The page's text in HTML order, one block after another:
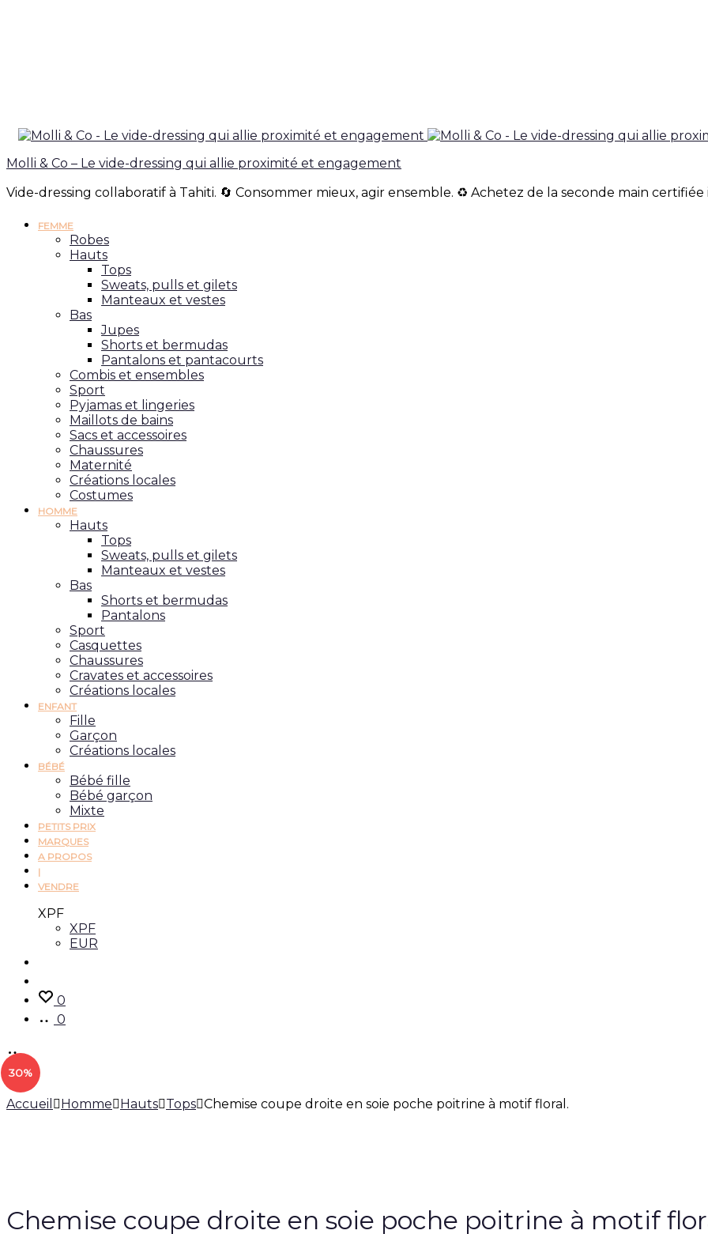
Molli & Co – Le vide-dressing qui allie proximité et engagement
Vide-dressing collaboratif à Tahiti. 🔄 Consommer mieux, agir ensemble. ♻️ Achetez de la seconde main
FEMME
Robes
Hauts
Tops
Sweats, pulls et gilets
Manteaux et vestes
Bas
Jupes
Shorts et bermudas
Pantalons et pantacourts
Combis et ensembles
Sport
Pyjamas et lingeries
Maillots de bains
Sacs et accessoires
Chaussures
Maternité
Créations locales
Costumes
HOMME
Hauts
Tops
Sweats, pulls et gilets
Manteaux et vestes
Bas
Shorts et bermudas
Pantalons
Sport
Casquettes
Chaussures
Cravates et accessoires
Créations locales
ENFANT
Fille
Garçon
Créations locales
BÉBÉ
Bébé fille
Bébé garçon
Mixte
PETITS PRIX
MARQUES
A PROPOS
|
VENDRE
XPF
XPF
EUR
0
0
Product
navigation
Chemise
coupe
droite
en
Chemise
coupe
droite
Accueil Homme Hauts Tops Chemise coupe droite en soie poche poitrine à motif floral.
30%
Chemise coupe droite en soie poche poitrine à motif